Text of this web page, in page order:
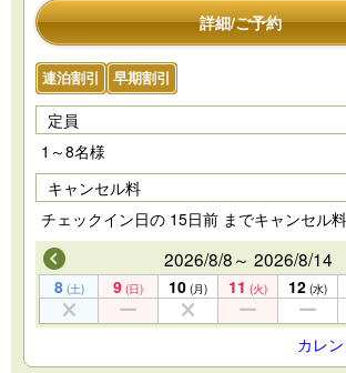
詳細/ご予約
連泊割引 早期割引
定員
1～8名様
キャンセル料
チェックイン日の 15日前 までキャンセル
2026/8/8～ 2026/8/14
8 (土) 9 (日) 10 (月) 11 (火) 12 (水)
カレ